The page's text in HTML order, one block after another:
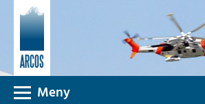
Meny